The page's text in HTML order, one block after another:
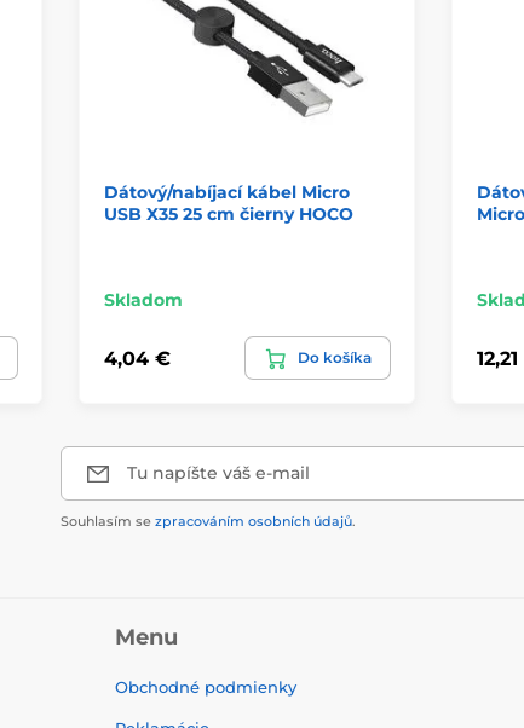
Dátový/nabíjací kábel Micro
USB X35 25 cm čierny HOCO
Skladom
4,04 € Do košíka
Tu napíšte váš e-mail
Souhlasím se zpracováním osobních údajů.
Menu
Obchodné podmienky